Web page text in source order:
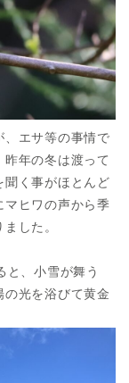
、エサ等の事情で
年の冬は渡って
聞く事がほとんど
マヒワの声から季
した。
と、小雪が舞う
光を浴びて黄金